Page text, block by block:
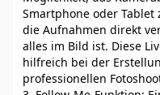
Smartphone oder
die Aufnahmen direkt
alles im Bild ist. Diese
hilfreich bei der
professionellen